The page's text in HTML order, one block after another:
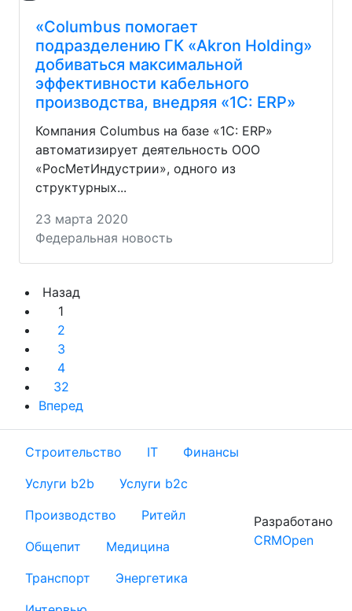
«Columbus помогает
подразделению ГК «Akron Holding»
добиваться максимальной
эффективности кабельного
производства, внедряя «1С: ERP»
Компания Columbus на базе «1С: ERP»
автоматизирует деятельность ООО
«РосМетИндустрии», одного из
структурных...
23 марта 2020
Федеральная новость
Назад
1
2
3
4
32
Вперед
Строительство IT
Финансы
Услуги b2b
Услуги b2c
Производство
Ритейл
Общепит
Медицина
Транспорт
Энергетика
Разработано
CRMOpen